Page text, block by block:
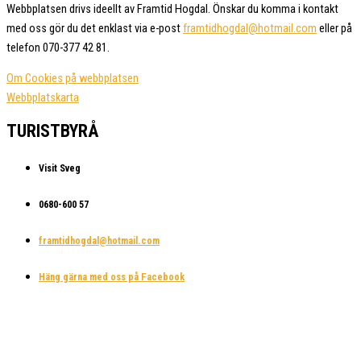
Webbplatsen drivs ideellt av Framtid Hogdal. Önskar du komma i kontakt
med oss gör du det enklast via e-postframtidhogdal@hotmail.com eller på
telefon 070-377 42 81.
Om Cookies på webbplatsen
Webbplatskarta
TURISTBYRÅ
Visit Sveg
0680-600 57
framtidhogdal@hotmail.com
Häng gärna med oss på Facebook